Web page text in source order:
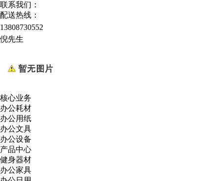
联系我们：
配送热线：
13808730552
倪先生
核心业务
办公耗材
办公用纸
办公文具
办公设备
产品中心
健身器材
办公家具